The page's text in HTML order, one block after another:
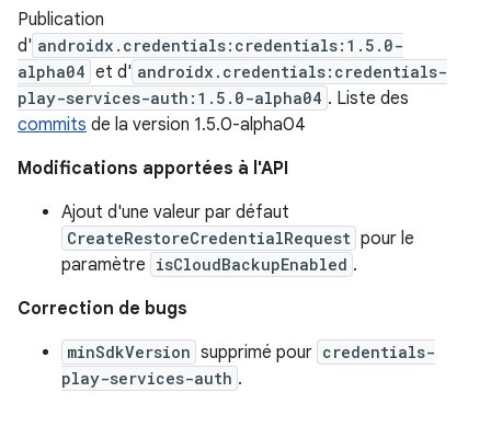
Publication
d' androidx.credentials:credentials:1.5.0-
alpha04 et d' androidx.credentials:credentials-
play-services-auth:1.5.0-alpha04 . Liste des
commits de la version 1.5.0-alpha04
Modifications apportées à l'API
Ajout d'une valeur par défaut
CreateRestoreCredentialRequest pour le
paramètre isCloudBackupEnabled .
Correction de bugs
minSdkVersion supprimé pour credentials-
play-services-auth .